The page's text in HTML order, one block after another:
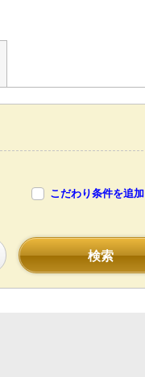
こだわり条件を追加
検索